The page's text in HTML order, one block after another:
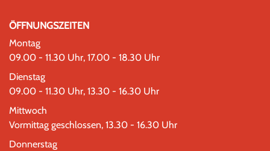
ÖFFNUNGSZEITEN
Montag
09.00 - 11.30 Uhr, 17.00 - 18.30 Uhr
Dienstag
09.00 - 11.30 Uhr, 13.30 - 16.30 Uhr
Mittwoch
Vormittag geschlossen, 13.30 - 16.30 Uhr
Donnerstag